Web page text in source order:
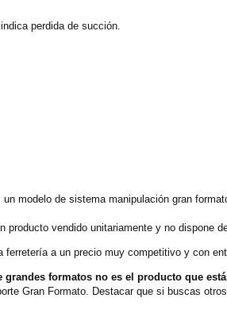
perdida de succión.
modelo de sistema manipulación gran
vendido unitariamente y no dispone
a un precio muy competitivo y con
formatos no es el producto que
Gran Formato. Destacar que si buscas